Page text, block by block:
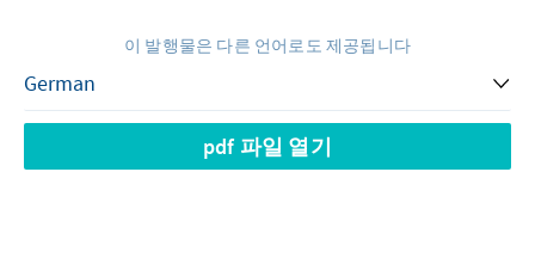
이 발행물은 다른 언어로도 제공됩니다
pdf 파일 열기